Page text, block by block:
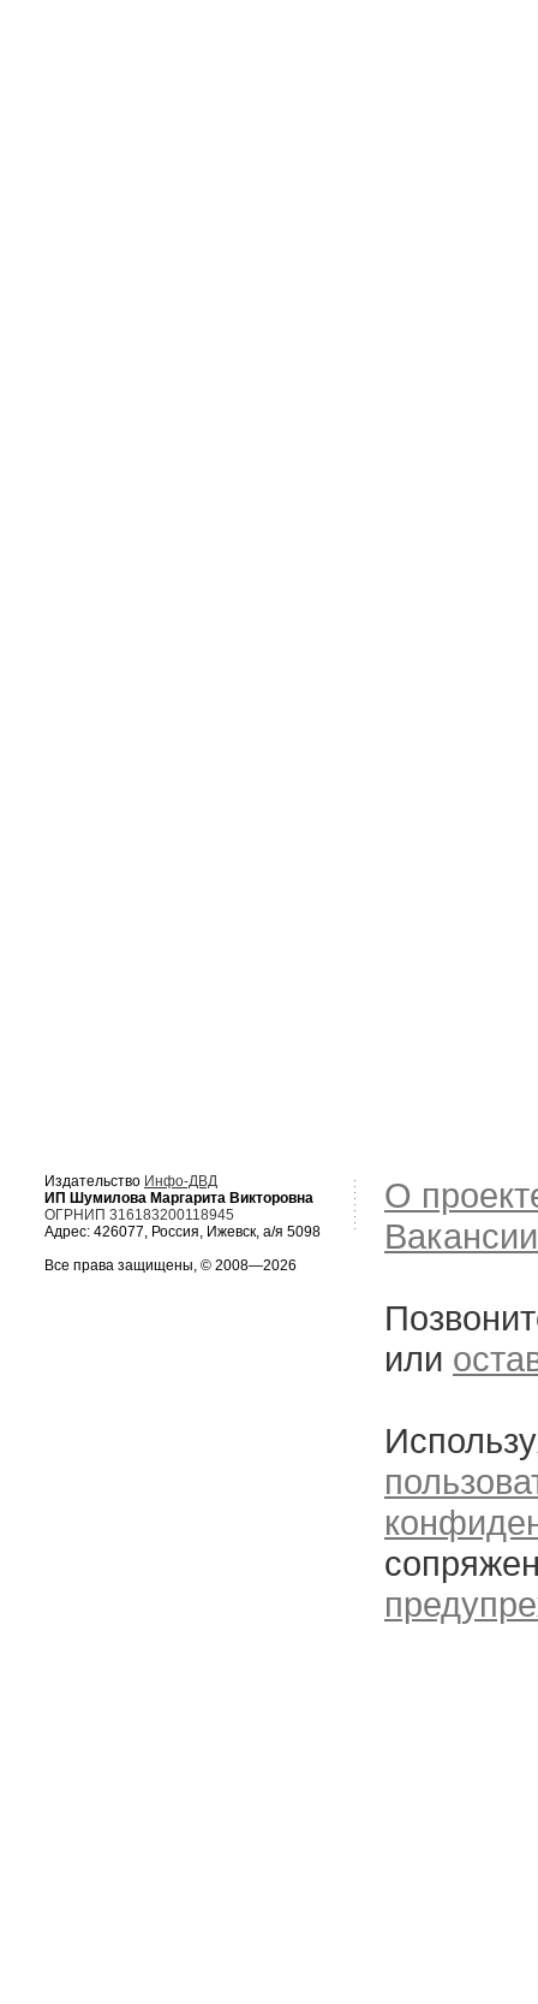
Издательство Инфо-ДВД
ИП Шумилова Маргарита Викторовна
ОГРНИП 316183200118945
Адрес: 426077, Россия, Ижевск, а/я 5098
Все права защищены, © 2008—2026
О
Вакансии
или